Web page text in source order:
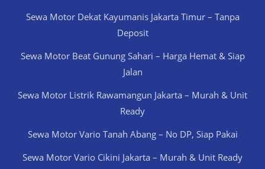
Sewa Motor Dekat Kayumanis Jakarta Timur – Tanpa
Deposit
Sewa Motor Beat Gunung Sahari – Harga Hemat & Siap
Jalan
Sewa Motor Listrik Rawamangun Jakarta – Murah & Unit
Ready
Sewa Motor Vario Tanah Abang – No DP, Siap Pakai
Sewa Motor Vario Cikini Jakarta – Murah & Unit Ready